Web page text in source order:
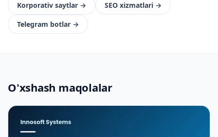
Korporativ saytlar → SEO xizmatlari →
Telegram botlar →
O'xshash maqolalar